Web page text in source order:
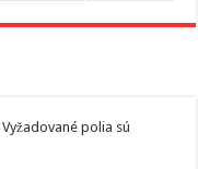
Vyžadované polia sú